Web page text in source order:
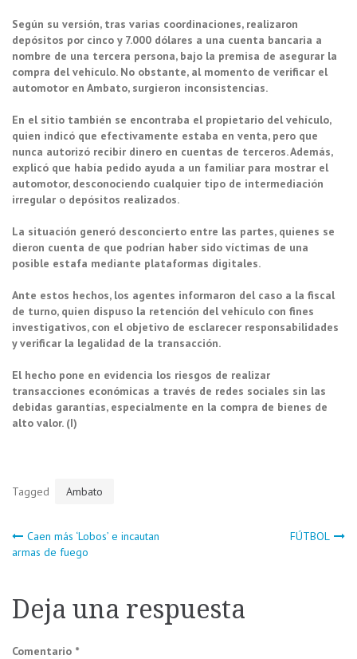
Según su versión, tras varias coordinaciones, realizaron
depósitos por cinco y 7.000 dólares a una cuenta bancaria a
nombre de una tercera persona, bajo la premisa de asegurar la
compra del vehículo. No obstante, al momento de verificar el
automotor en Ambato, surgieron inconsistencias.
En el sitio también se encontraba el propietario del vehículo,
quien indicó que efectivamente estaba en venta, pero que
nunca autorizó recibir dinero en cuentas de terceros. Además,
explicó que había pedido ayuda a un familiar para mostrar el
automotor, desconociendo cualquier tipo de intermediación
irregular o depósitos realizados.
La situación generó desconcierto entre las partes, quienes se
dieron cuenta de que podrían haber sido víctimas de una
posible estafa mediante plataformas digitales.
Ante estos hechos, los agentes informaron del caso a la fiscal
de turno, quien dispuso la retención del vehículo con fines
investigativos, con el objetivo de esclarecer responsabilidades
y verificar la legalidad de la transacción.
El hecho pone en evidencia los riesgos de realizar
transacciones económicas a través de redes sociales sin las
debidas garantías, especialmente en la compra de bienes de
alto valor. (I)
Tagged Ambato
Navegación
entradas
Caen más ‘Lobos’ e incautan
armas de fuego
FÚTBOL
Deja una respuesta
Comentario *